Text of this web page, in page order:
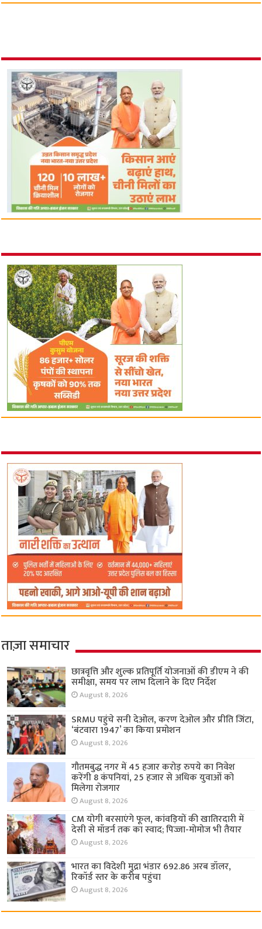
ताज़ा समाचार
छात्रवृत्ति और शुल्क प्रतिपूर्ति योजनाओं की डीएम ने की
समीक्षा, समय पर लाभ दिलाने के दिए निर्देश
August 8, 2026
SRMU पहुंचे सनी देओल, करण देओल और प्रीति जिंटा,
‘बंटवारा 1947’ का किया प्रमोशन
August 8, 2026
गौतमबुद्ध नगर में 45 हजार करोड़ रुपये का निवेश
करेंगी 8 कंपनियां, 25 हजार से अधिक युवाओं को
मिलेगा रोजगार
August 8, 2026
CM योगी बरसाएंगे फूल, कांवड़ियों की खातिरदारी में
देसी से मॉडर्न तक का स्वाद; पिज्जा-मोमोज भी तैयार
August 8, 2026
भारत का विदेशी मुद्रा भंडार 692.86 अरब डॉलर,
रिकॉर्ड स्तर के करीब पहुंचा
August 8, 2026